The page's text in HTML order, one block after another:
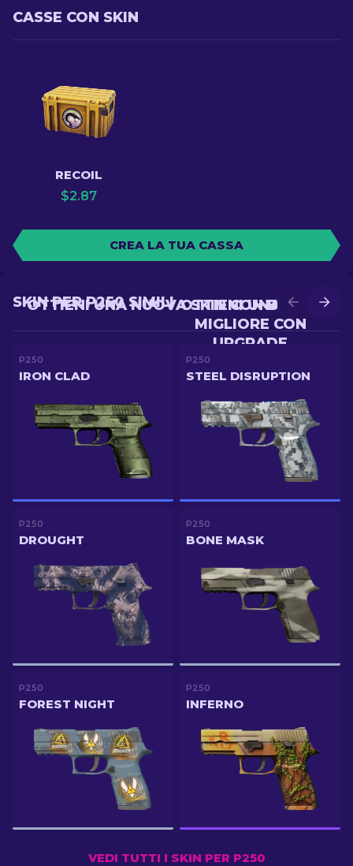
CASSE CON SKIN
RECOIL
$2.87
CREA LA TUA CASSA
OTTIENI UNA SKIN
MIGLIORE CON
UPGRADE
OTTIENI UNA NUOVA SKIN CON BATTLE
SKIN PER P250 SIMILI
P250
IRON CLAD
P250
STEEL DISRUPTION
P250
DROUGHT
P250
BONE MASK
P250
FOREST NIGHT
P250
INFERNO
VEDI TUTTI I SKIN PER P250